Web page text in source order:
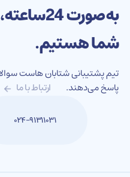
به‌صورت
شما هستیم.
تیم پشتیبانی شتابان هاست
پاسخ می‌دهند.
ارتباط با ما
۰۲۴-۹۱۳۱۱۰۳۱